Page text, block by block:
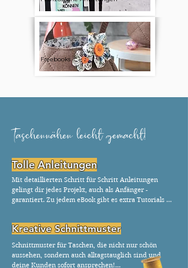
Freebooks
Taschennähen leicht gemacht!
Tolle Anleitungen
Mit detaillierten Schritt für Schritt Anleitungen
gelingt dir jedes Projekt, auch als Anfänger -
garantiert. Zu jedem eBook gibt es extra Tutorials
Kreative Schnittmuster
Schnittmuster für Taschen, die nicht nur schön
aussehen, sondern auch alltagstauglich sind und
deine Kunden sofort ansprechen!